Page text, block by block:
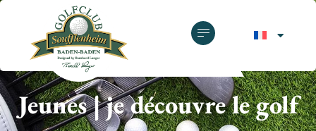
GOLF CLUB SOUFFLENHEIM
Jeunes | je découvre le golf